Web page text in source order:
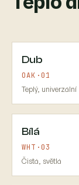
Dub
OAK·01
Teplý, univerzální
Bílá
WHT·03
Čistá, světlá